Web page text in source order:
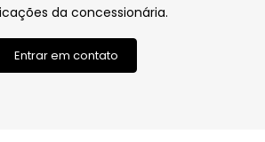
Selecionar uma loja